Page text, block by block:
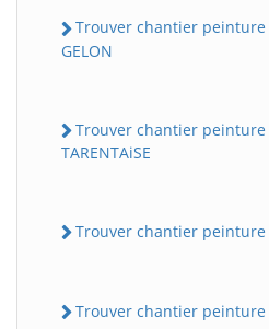
Trouver chantier peinture
GELON
Trouver chantier peinture
TARENTAiSE
Trouver chantier peinture
Trouver chantier peinture